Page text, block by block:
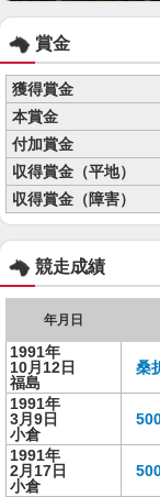
賞金
獲得賞金
本賞金
付加賞金
収得賞金（平地）
収得賞金（障害）
競走成績
年月日
1991年
10月12日
福島
桑
1991年
3月9日
小倉
1991年
2月17日
小倉